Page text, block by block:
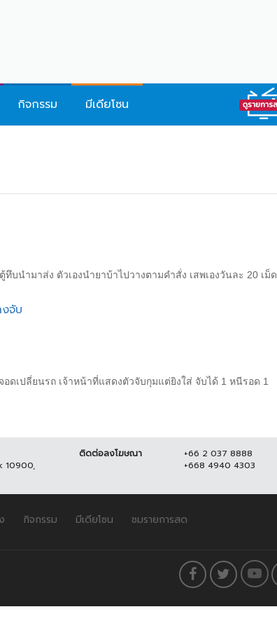
กิจกรรม มีเดียโซน
นำมาส่ง ตัวเองนำยาบ้าไปวางตามคำสั่ง เสพเองวันละ 20 เม็ด
จับ
ดเปลี่ยนรถ เจ้าหน้าที่แสดงตัวจับกุมแต่ยิงใส่ จับได้ 1 หนีรอด 1
10900,
ติดต่อลงโฆษณา
+66 2 037 8888
+668 4940 4303
กิจกรรม มีเดียโซน ชมรายการสด